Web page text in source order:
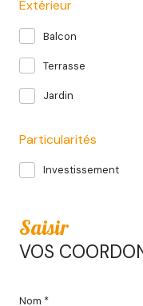
Extérieur
Balcon
Terrasse
Jardin
Particularités
Investissement
Saisir
VOS
Nom *